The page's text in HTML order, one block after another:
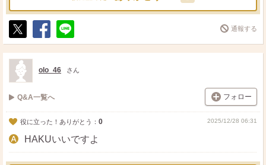
ポ
ス
ト
シ
ェ
送
る
通報する
olo_46 さん
Q&A一覧へ フォロー
役に立った！ありがとう： 0 2025/12/28 06:31
HAKUいいですよ